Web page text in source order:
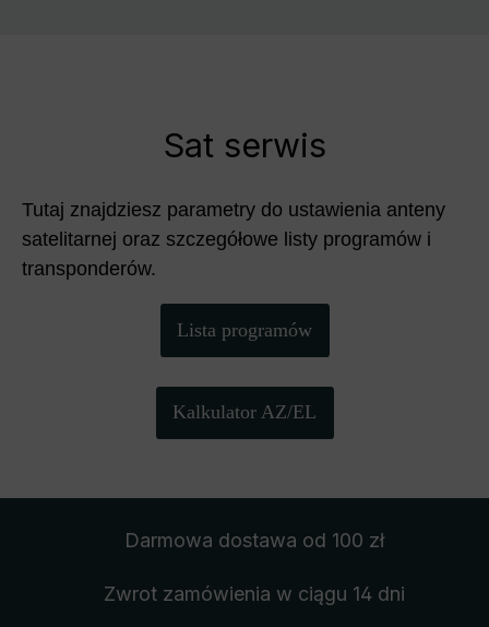
Sat serwis
Tutaj znajdziesz parametry do ustawienia anteny
satelitarnej oraz szczegółowe listy programów i
transponderów.
Lista programów
Kalkulator AZ/EL
Darmowa dostawa od 100 zł
Zwrot zamówienia w ciągu 14 dni